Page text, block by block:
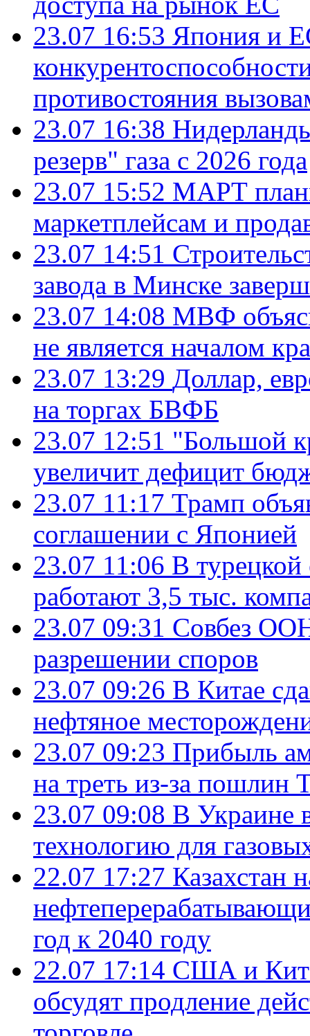
23.07 16:53 Япония и
противостояния
23.07 16:38
резерв" газа с 2026 года
23.07 15:52 МАРТ
маркетплейсам и
23.07 14:51
завода в Минске
23.07 14:08 МВФ
не является началом
23.07 13:29 Доллар,
на торгах БВФБ
23.07 12:51 "Большой
увеличит дефицит
23.07 11:17 Трамп
соглашении с Японией
23.07 11:06 В
работают 3,5 тыс.
23.07 09:31 Совбез
разрешении споров
23.07 09:26 В Китае
нефтяное
23.07 09:23 Прибыль
на треть из-за пошлин
23.07 09:08 В Украине
технологию для
22.07 17:27 Казахстан
год к 2040 году
22.07 17:14 США и
обсудят продление